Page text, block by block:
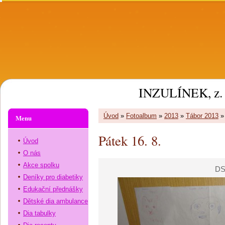
INZULÍNEK, z.
Úvod » Fotoalbum » 2013 » Tábor 2013
Pátek 16. 8.
Menu
Úvod
O nás
Akce spolku
Deníky pro diabetiky
Edukační přednášky
Dětské dia ambulance
Dia tabulky